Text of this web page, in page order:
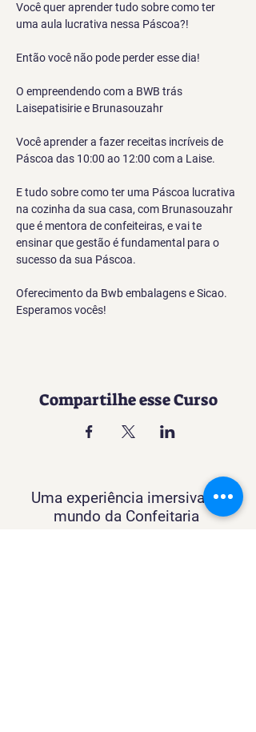
Você quer aprender tudo sobre como ter
uma aula lucrativa nessa Páscoa?!
Então você não pode perder esse dia!
O empreendendo com a BWB trás
Laisepatisirie e Brunasouzahr
Você aprender a fazer receitas incríveis de
Páscoa das 10:00 ao 12:00 com a Laise.
E tudo sobre como ter uma Páscoa lucrativa
na cozinha da sua casa, com Brunasouzahr
que é mentora de confeiteiras, e vai te
ensinar que gestão é fundamental para o
sucesso da sua Páscoa.
Oferecimento da Bwb embalagens e Sicao.
Esperamos vocês!
Compartilhe esse Curso
Uma experiência imersiva no
mundo da Confeitaria